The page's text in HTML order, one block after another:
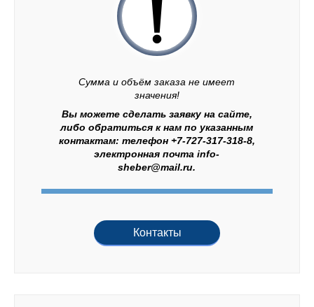
Сумма и объём заказа не имеет
значения!
Вы можете сделать заявку на сайте,
либо обратиться к нам по указанным
контактам: телефон +7-727-317-318-8,
электронная почта info-
sheber@mail.ru.
Контакты